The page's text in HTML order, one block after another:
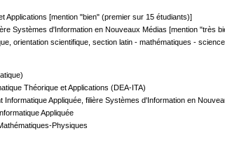
Applications [mention "bien" (premier sur 15 étudiants)]
Systèmes d'Information en Nouveaux Médias [mention "très
orientation scientifique, section latin - mathématiques -
Théorique et Applications (DEA-ITA)
Informatique Appliquée, filière Systèmes d'Information en
Appliquée
Physiques